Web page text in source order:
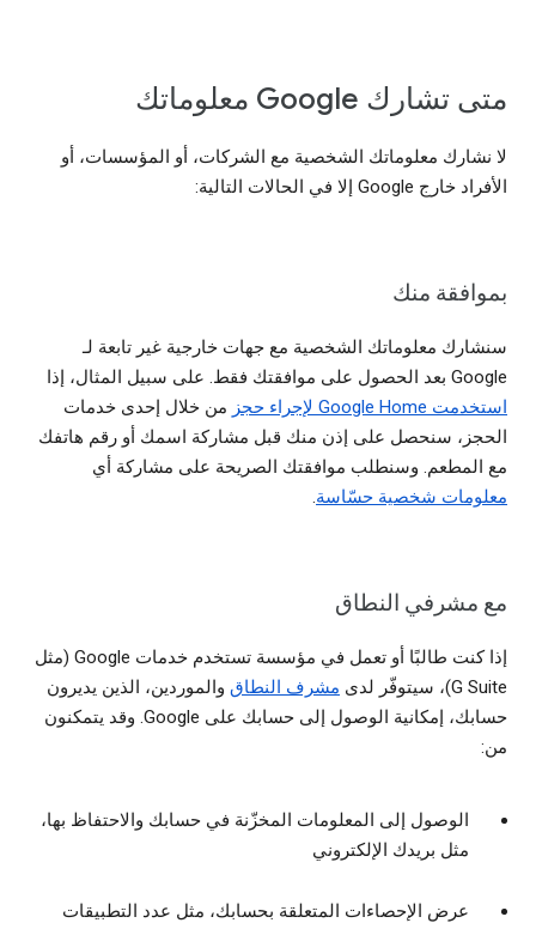
متى تشارك Google معلوماتك
لا نشارك معلوماتك الشخصية مع الشركات، أو المؤسسات، أو
الأفراد خارج Google إلا في الحالات التالية:
بموافقة منك
سنشارك معلوماتك الشخصية مع جهات خارجية غير تابعة لـ
Google بعد الحصول على موافقتك فقط. على سبيل المثال، إذا
استخدمت Google Home لإجراء حجز
من خلال إحدى خدمات
الحجز، سنحصل على إذن منك قبل مشاركة اسمك أو رقم هاتفك
مع المطعم. وسنطلب موافقتك الصريحة على مشاركة أي
معلومات شخصية حسّاسة.
مع مشرفي النطاق
إذا كنت طالبًا أو تعمل في مؤسسة تستخدم خدمات Google (مثل
G Suite)، سيتوفّر لدى
مشرف النطاق والموردين، الذين يديرون
حسابك، إمكانية الوصول إلى حسابك على Google. وقد يتمكنون
من:
الوصول إلى المعلومات المخزّنة في حسابك والاحتفاظ بها،
مثل بريدك الإلكتروني
عرض الإحصاءات المتعلقة بحسابك، مثل عدد التطبيقات